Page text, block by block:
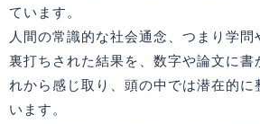
ています。
人間の常識的な社会通念、つまり学問
裏打ちされた結果を、数字や論文に書
れから感じ取り、頭の中では潜在的に
います。